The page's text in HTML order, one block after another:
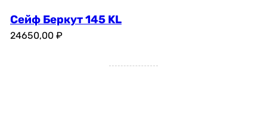
Сейф Беркут 145 KL
24650,00 ₽